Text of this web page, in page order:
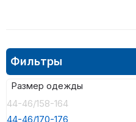
Фильтры
Размер одежды
44-46/158-164
44-46/170-176